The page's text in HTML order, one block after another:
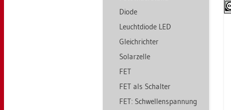
Diode
Leucht­di­ode LED
Gleich­rich­ter
So­lar­zel­le
FET
FET als Schal­ter
FET: Schwel­len­span­nung